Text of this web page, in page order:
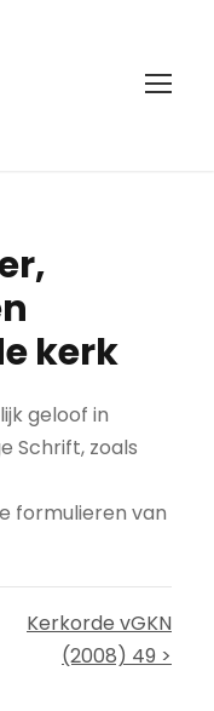
kerk
geloof in
Schrift, zoals
formulieren van
Kerkorde vGKN
(2008) 49 >